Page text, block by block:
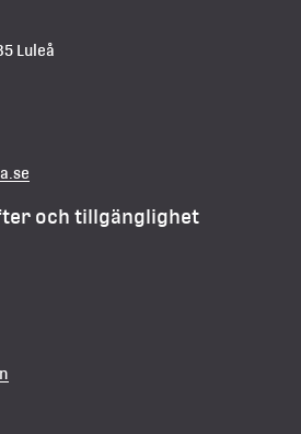
Luleå
och tillgänglighet